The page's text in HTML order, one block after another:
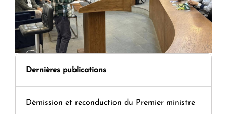
Dernières publications
Démission et reconduction du Premier ministre